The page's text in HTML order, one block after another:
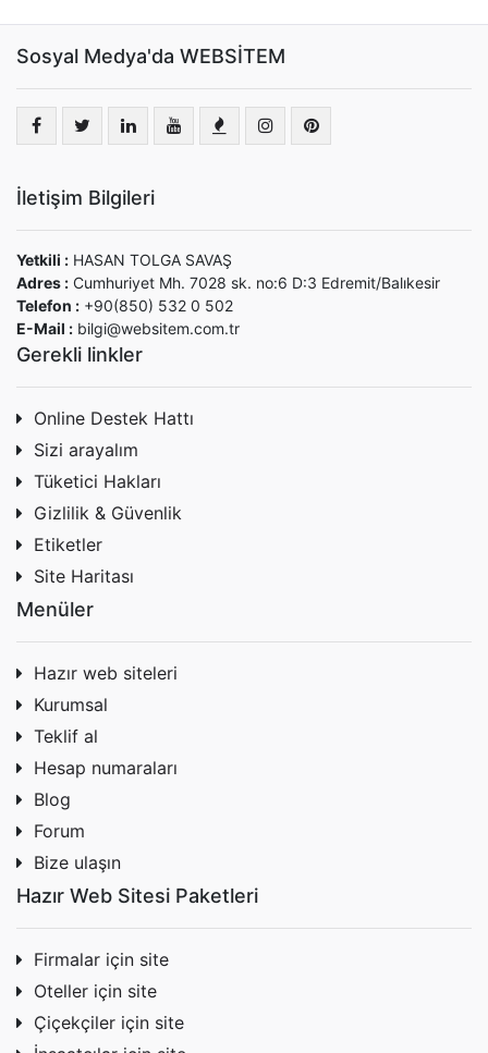
Sosyal Medya'da WEBSİTEM
İletişim Bilgileri
Yetkili : HASAN TOLGA SAVAŞ
Adres : Cumhuriyet Mh. 7028 sk. no:6 D:3 Edremit/Balıkesir
Telefon : +90(850) 532 0 502
E-Mail : bilgi@websitem.com.tr
Gerekli linkler
Online Destek Hattı
Sizi arayalım
Tüketici Hakları
Gizlilik & Güvenlik
Etiketler
Site Haritası
Menüler
Hazır web siteleri
Kurumsal
Teklif al
Hesap numaraları
Blog
Forum
Bize ulaşın
Hazır Web Sitesi Paketleri
Firmalar için site
Oteller için site
Çiçekçiler için site